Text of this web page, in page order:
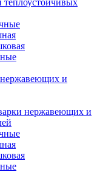
и
нержавеющих и